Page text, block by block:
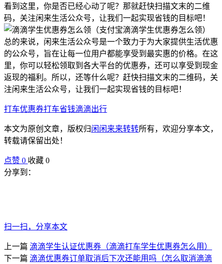
看到这里，你是否已经心动了呢？那就赶快扫描文末的二维
码，关注闲来生活公众号，让我们一起实现省钱的目标吧！
总的来说，闲来生活公众号是一个致力于为大家提供生活优惠
的公众号，旨在让每一位用户都能享受到最实惠的价格。在这
里，你可以轻松领取到各大平台的优惠券，还可以享受到现金
返现的福利。所以，还等什么呢？赶快扫描文末的二维码，关
注闲来生活公众号，让我们一起实现省钱的目标吧！
打车优惠券打车省钱滴滴出行
本文为原创文章，版权归闲闲来来转转所有，欢迎分享本文，
转载请保留出处！
点赞 0 收藏 0
分享到：
扫一扫，分享本文
上一篇 滴滴学生认证优惠券（滴滴打车学生优惠券怎么用）
下一篇 滴滴优惠券订单取消后下次还能用吗（怎么取消滴滴